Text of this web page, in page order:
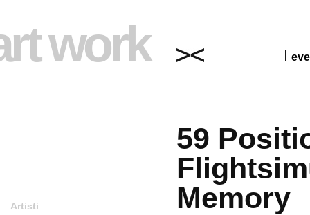
work
Artisti
59
Memory